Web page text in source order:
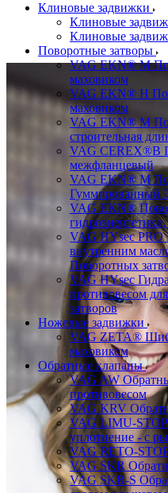
Клиновые задвижки
Клиновые
Клиновые
Поворотные затворы
VAG EKN® M
маховиком
VAG EKN® H
маховиком
VAG EKN® M
строительная
VAG CEREX®B
межфланцевый
VAG EKN® M
Гуммированный
VAG EKN®
VAG HYsec PRO
внутренним
Поворотных
VAG HYsec
противовесом
затворов
Ножевые задвижки
VAG ZETA®
маховиком
Обратные клапаны
VAG AW
противовесом
VAG KRV
VAG LIMU-
уплотнение - с
VAG RETO-
VAG SKR
VAG SKR-S